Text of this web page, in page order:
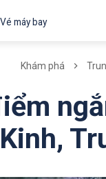
Vé máy bay
Khám phá
Kinh,